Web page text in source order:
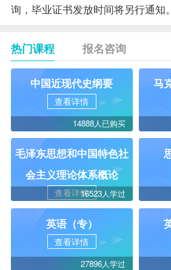
询，毕业证书发放时间将另行通知。
热门课程 报名咨询
中国近现代史纲要
查看详情
14888人已购买
马
毛泽东思想和中国特色社
会主义理论体系概论
查看详情16523人学过
英语（专）
查看详情
27896人学过